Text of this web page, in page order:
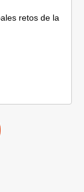
retos de la